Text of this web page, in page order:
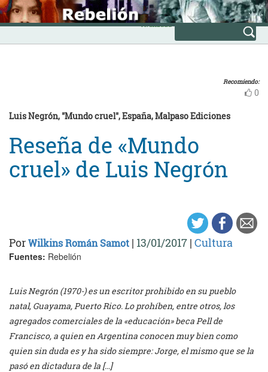
Skip
to
content
INICIO
Avanzada
Recomiendo:
0
Luis Negrón, "Mundo cruel", España, Malpaso Ediciones
Reseña de «Mundo
cruel» de Luis Negrón
PorWilkins Román Samot | 13/01/2017 | Cultura
Fuentes: Rebelión
Luis Negrón (1970-) es un escritor prohibido en su pueblo
natal, Guayama, Puerto Rico. Lo prohíben, entre otros, los
agregados comerciales de la «educación» beca Pell de
Francisco, a quien en Argentina conocen muy bien como
quien sin duda es y ha sido siempre: Jorge, el mismo que se la
pasó en dictadura de la […]